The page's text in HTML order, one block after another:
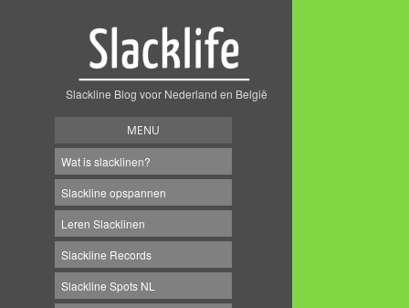
Slackline Blog voor Nederland en België
MENU
Wat is slacklinen?
Slackline opspannen
Leren Slacklinen
Slackline Records
Slackline Spots NL